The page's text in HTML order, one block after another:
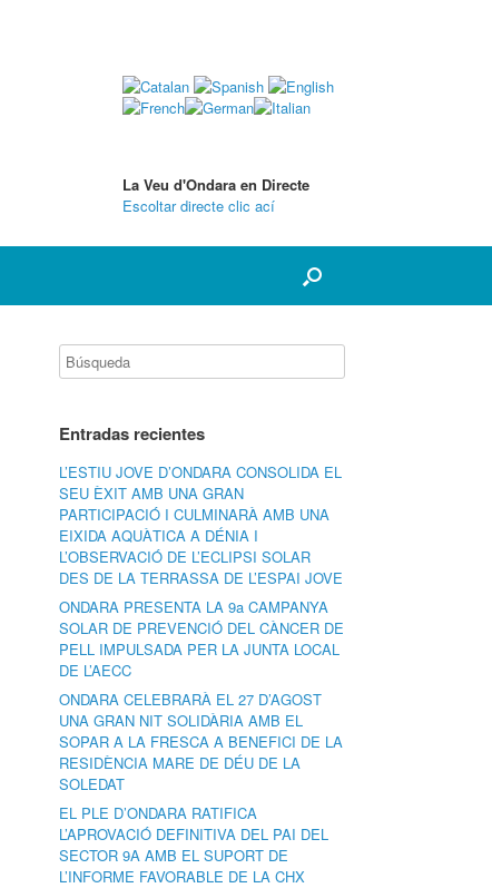
La Veu d'Ondara en Directe
Escoltar directe clic ací
Entradas recientes
L’ESTIU JOVE D’ONDARA CONSOLIDA EL
SEU ÈXIT AMB UNA GRAN
PARTICIPACIÓ I CULMINARÀ AMB UNA
EIXIDA AQUÀTICA A DÉNIA I
L’OBSERVACIÓ DE L’ECLIPSI SOLAR
DES DE LA TERRASSA DE L’ESPAI JOVE
ONDARA PRESENTA LA 9a CAMPANYA
SOLAR DE PREVENCIÓ DEL CÀNCER DE
PELL IMPULSADA PER LA JUNTA LOCAL
DE L’AECC
ONDARA CELEBRARÀ EL 27 D’AGOST
UNA GRAN NIT SOLIDÀRIA AMB EL
SOPAR A LA FRESCA A BENEFICI DE LA
RESIDÈNCIA MARE DE DÉU DE LA
SOLEDAT
EL PLE D’ONDARA RATIFICA
L’APROVACIÓ DEFINITIVA DEL PAI DEL
SECTOR 9A AMB EL SUPORT DE
L’INFORME FAVORABLE DE LA CHX